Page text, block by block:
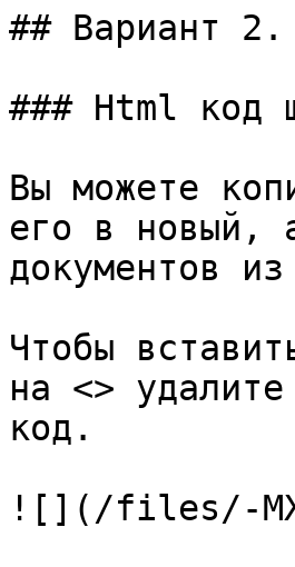
## Вариант 2.
### Html код
Вы можете
его в новый,
документов
Чтобы
на <>
код.
![](/files/-